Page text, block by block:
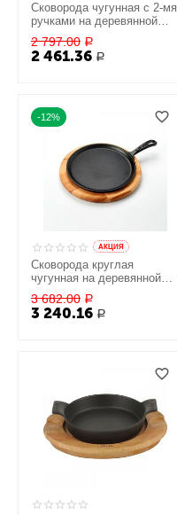
Сковорода чугунная с 2-мя
ручками на деревянной
подставке, 14 см, LAVA
2 797.00 Р
2 461.36 Р
-12%
AКЦИЯ
Сковорода круглая
чугунная на деревянной
подставке, 20 см, LAVA
3 682.00 Р
3 240.16 Р